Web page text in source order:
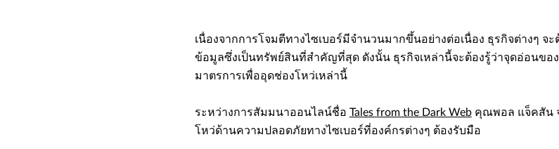
เนื่องจากการโจมตีทางไซเบอร์มีจำนวนมากขึ้นอย่างต่อเนื่อง ธุรกิจต่างๆ จ
ข้อมูลซึ่งเป็นทรัพย์สินที่สำคัญที่สุด ดังนั้น ธุรกิจเหล่านี้จะต้องรู้ว่าจุดอ่อนขอ
มาตรการเพื่ออุดช่องโหว่เหล่านี้
ระหว่างการสัมมนาออนไลน์ชื่อ Tales from the Dark Webคุณพอล แจ็คสัน จ
โหว่ด้านความปลอดภัยทางไซเบอร์ที่องค์กรต่างๆ ต้องรับมือ